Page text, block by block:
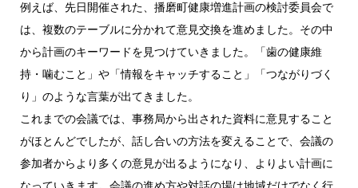
例えば、先日開催された、播磨町健康増進計画の検討委員会で
は、複数のテーブルに分かれて意見交換を進めました。その中
から計画のキーワードを見つけていきました。「歯の健康維
持・噛むこと」や「情報をキャッチすること」「つながりづく
り」のような言葉が出てきました。
これまでの会議では、事務局から出された資料に意見すること
がほとんどでしたが、話し合いの方法を変えることで、会議の
参加者からより多くの意見が出るようになり、よりよい計画に